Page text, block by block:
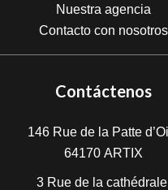
Nuestra agencia
Contacto con nosotros
Contáctenos
146 Rue de la Patte
64170 ARTIX
3 Rue de la cathédrale